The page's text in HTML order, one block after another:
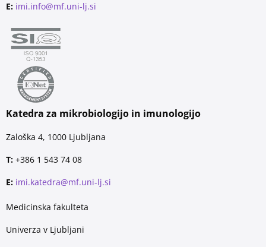
E: imi.info@mf.uni-lj.si
Katedra za mikrobiologijo in imunologijo
Zaloška 4, 1000 Ljubljana
T: +386 1 543 74 08
E: imi.katedra@mf.uni-lj.si
Medicinska fakulteta
Univerza v Ljubljani